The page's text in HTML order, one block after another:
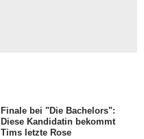
Finale bei "Die Bachelors":
Diese Kandidatin bekommt
Tims letzte Rose